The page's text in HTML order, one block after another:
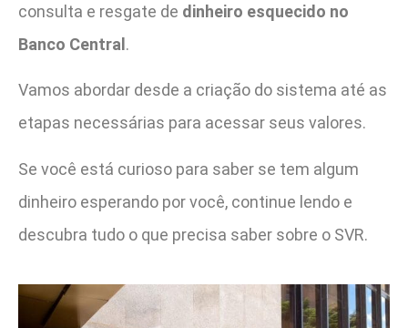
consulta e resgate de dinheiro esquecido no
Banco Central.
Vamos abordar desde a criação do sistema até as
etapas necessárias para acessar seus valores.
Se você está curioso para saber se tem algum
dinheiro esperando por você, continue lendo e
descubra tudo o que precisa saber sobre o SVR.